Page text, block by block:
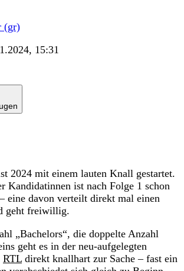
(gr)
15:31
2024 mit einem lauten Knall gestartet.
Kandidatinnen ist nach Folge 1 schon
eine davon verteilt direkt mal einen
geht freiwillig.
„Bachelors“, die doppelte Anzahl
geht es in der neu-aufgelegten
RTL direkt knallhart zur Sache – fast ein